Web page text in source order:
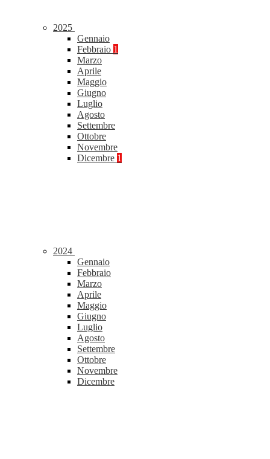
2025
Gennaio
Febbraio 1
Marzo
Aprile
Maggio
Giugno
Luglio
Agosto
Settembre
Ottobre
Novembre
Dicembre 1
2024
Gennaio
Febbraio
Marzo
Aprile
Maggio
Giugno
Luglio
Agosto
Settembre
Ottobre
Novembre
Dicembre